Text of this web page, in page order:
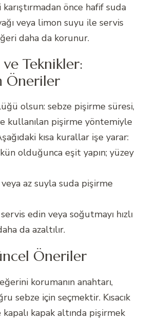
önce hafif suda
veya limon suyu ile servis
daha da korunur.
Teknikler:
Öneriler
olsun: sebze pişirme süresi,
kullanılan pişirme yöntemiyle
kısa kurallar işe yarar:
olduğunca eşit yapın; yüzey
az suyla suda pişirme
edin veya soğutmayı hızlı
da azaltılır.
Öneriler
korumanın anahtarı,
sebze için seçmektir. Kısacık
kapak altında pişirmek